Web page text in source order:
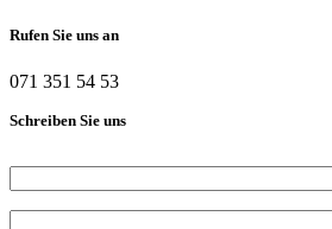
Rufen Sie uns an
071 351 54 53
Schreiben Sie uns